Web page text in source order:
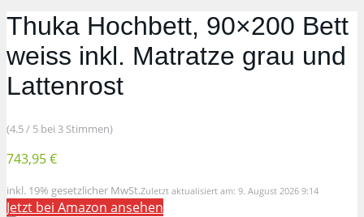
Thuka Hochbett, 90×200 Bett
weiss inkl. Matratze grau und
Lattenrost
(4.5 / 5 bei 3 Stimmen)
743,95 €
inkl. 19% gesetzlicher MwSt.Zuletzt aktualisiert am: 9. August 2026 9:14
Jetzt bei Amazon ansehen